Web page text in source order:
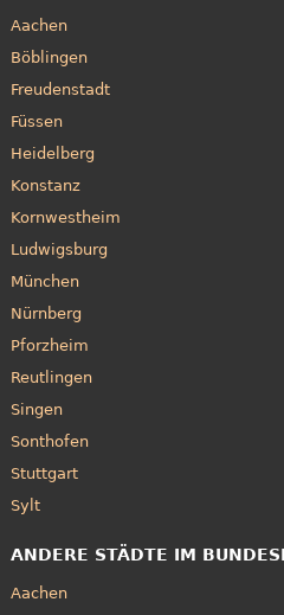
Aachen
Böblingen
Freudenstadt
Füssen
Heidelberg
Konstanz
Kornwestheim
Ludwigsburg
München
Nürnberg
Pforzheim
Reutlingen
Singen
Sonthofen
Stuttgart
Sylt
ANDERE STÄDTE IM
Aachen